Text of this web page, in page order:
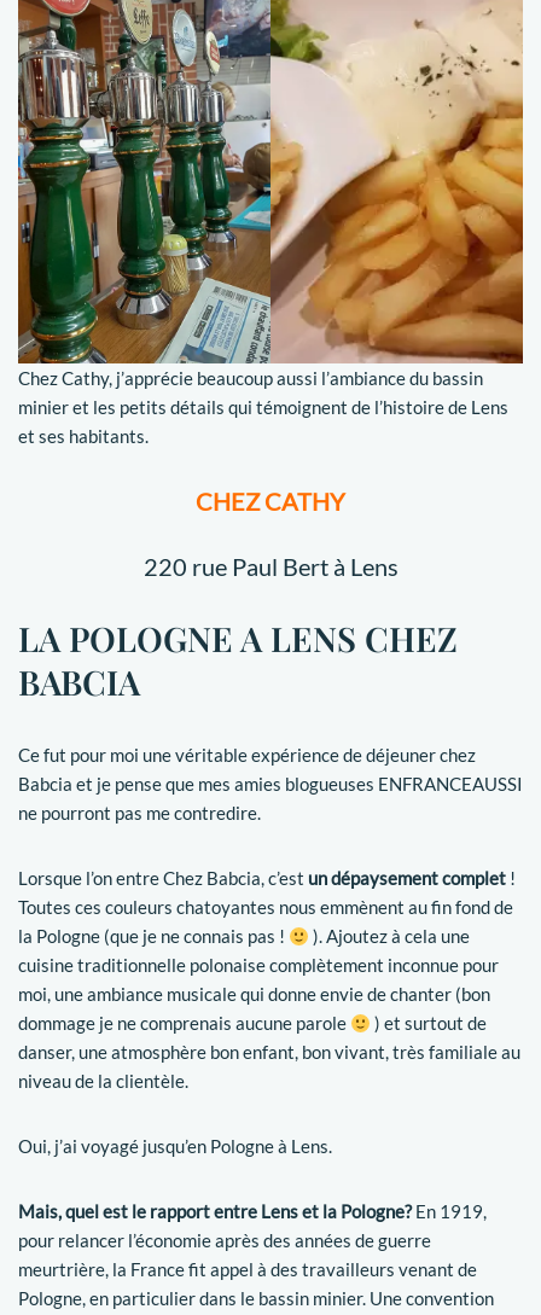
Chez Cathy, j’apprécie beaucoup aussi l’ambiance du bassin
minier et les petits détails qui témoignent de l’histoire de Lens
et ses habitants.
CHEZ CATHY
220 rue Paul Bert à Lens
LA POLOGNE A LENS CHEZ
BABCIA
Ce fut pour moi une véritable expérience de déjeuner chez
Babcia et je pense que mes amies blogueuses ENFRANCEAUSSI
ne pourront pas me contredire.
Lorsque l’on entre Chez Babcia, c’est un dépaysement complet !
Toutes ces couleurs chatoyantes nous emmènent au fin fond de
la Pologne (que je ne connais pas !
). Ajoutez à cela une
cuisine traditionnelle polonaise complètement inconnue pour
moi, une ambiance musicale qui donne envie de chanter (bon
dommage je ne comprenais aucune parole
) et surtout de
danser, une atmosphère bon enfant, bon vivant, très familiale au
niveau de la clientèle.
Oui, j’ai voyagé jusqu’en Pologne à Lens.
Mais, quel est le rapport entre Lens et la Pologne?En 1919,
pour relancer l’économie après des années de guerre
meurtrière, la France fit appel à des travailleurs venant de
Pologne, en particulier dans le bassin minier. Une convention